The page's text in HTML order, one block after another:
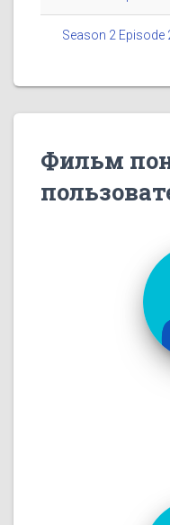
Season 2 Episode
Фильм